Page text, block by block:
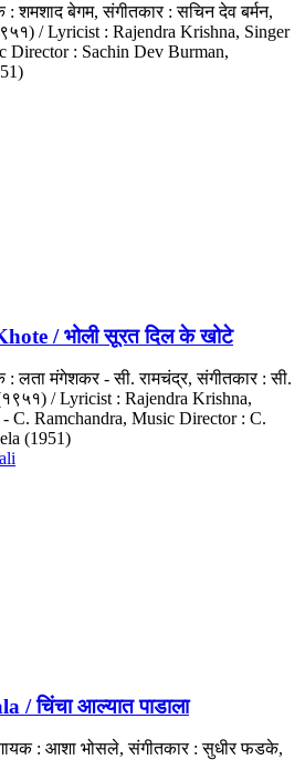
: शमशाद बेगम, संगीतकार : सचिन देव बर्मन,
/ Lyricist : Rajendra Krishna, Singer
Director : Sachin Dev Burman,
/ भोली सूरत दिल के खोटे
: लता मंगेशकर - सी. रामचंद्र, संगीतकार : सी.
/ Lyricist : Rajendra Krishna,
C. Ramchandra, Music Director : C.
(1951)
/ चिंचा आल्यात पाडाला
: आशा भोसले, संगीतकार : सुधीर फडके,